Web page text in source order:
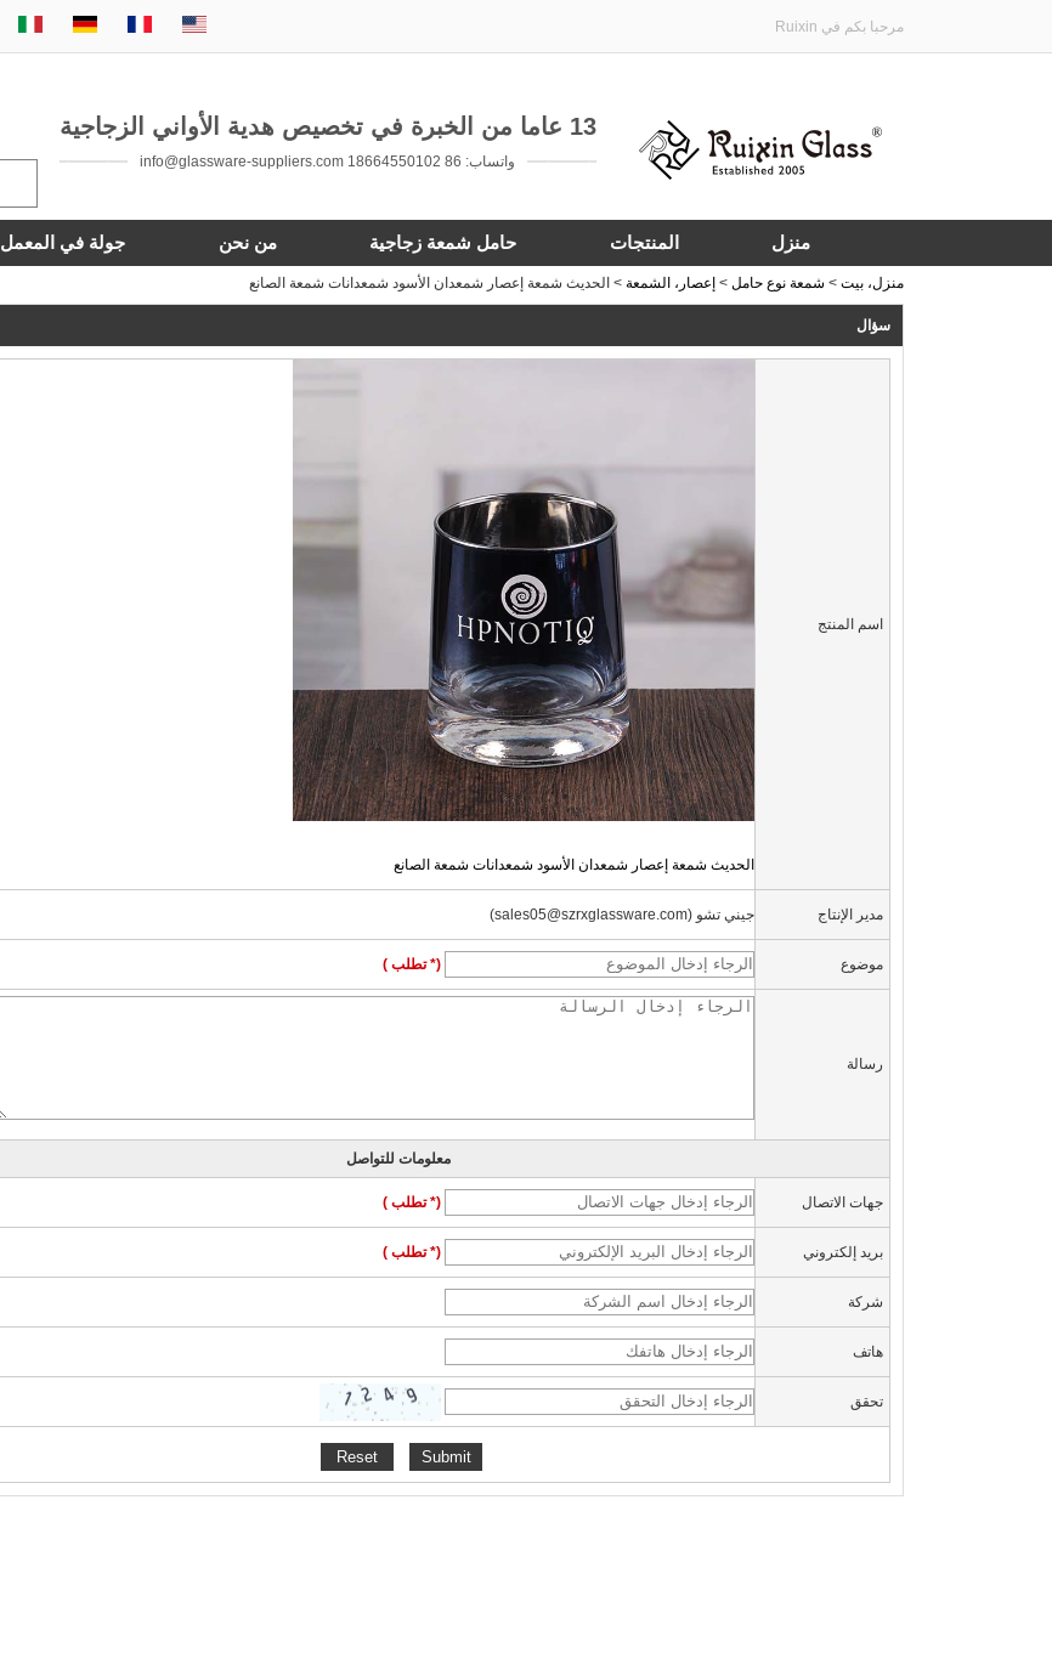
مرحبا بكم في Ruixin
13 عاما من الخبرة في تخصيص هدية الأواني الزجاجية
واتساب: 86 18664550102 info@glassware-suppliers.com
منزل المنتجات حامل شمعة زجاجية من نحن جولة في المعمل
منزل، بيت > شمعة نوع حامل > إعصار، الشمعة > الحديث شمعة إعصار شمعدان الأسود شمعدانات شمعة الصانع
سؤال
اسم المنتج
الحديث شمعة إعصار شمعدان الأسود شمعدانات شمعة الصانع
مدير الإنتاج جيني تشو (sales05@szrxglassware.com)
موضوع (* تطلب )
رسالة
معلومات للتواصل
جهات الاتصال (* تطلب )
بريد إلكتروني (* تطلب )
شركة
هاتف
تحقق